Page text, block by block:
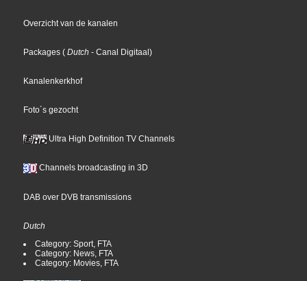
Overzicht van de kanalen
Packages ( Dutch - Canal Digitaal)
Kanalenkerkhof
Foto´s gezocht
Ultra High Definition TV Channels
Channels broadcasting in 3D
DAB over DVB transmissions
Dutch
Category: Sport, FTA
Category: News, FTA
Category: Movies, FTA